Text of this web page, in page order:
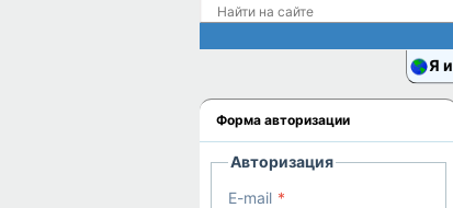
Я и
Форма авторизации
Авторизация
E-mail